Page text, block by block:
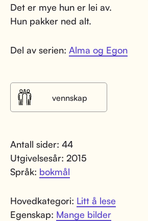
Det er mye hun er lei av.
Hun pakker ned alt.
Del av serien: Alma og Egon
vennskap
Antall sider: 44
Utgivelsesår: 2015
Språk: bokmål
Hovedkategori: Litt å lese
Egenskap: Mange bilder